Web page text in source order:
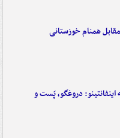
همنام خوزستانی
اینفانتینو: دروغگو، پَست‌ و